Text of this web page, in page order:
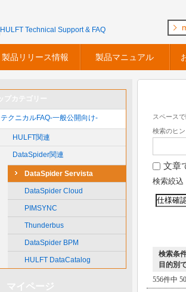
製品リリース情報 製品マニュアル
テクニカルFAQ-一般公開向け-
HULFT関連
DataSpider関連
DataSpider Servista
DataSpider Cloud
PIMSYNC
Thunderbus
DataSpider BPM
HULFT DataCatalog
スペース
検索のヒ
文章
検索絞込
検索条
目的別
556件中